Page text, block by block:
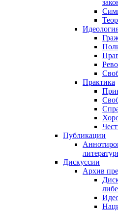
Практика
Публикации
Дискуссии
Архив